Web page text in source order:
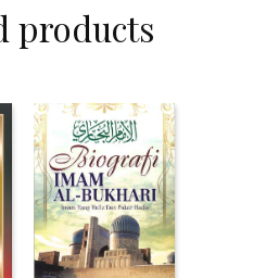
products